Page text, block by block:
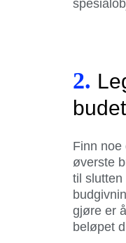
2.
budet
Finn noe
øverste
til
gjøre er
beløpet